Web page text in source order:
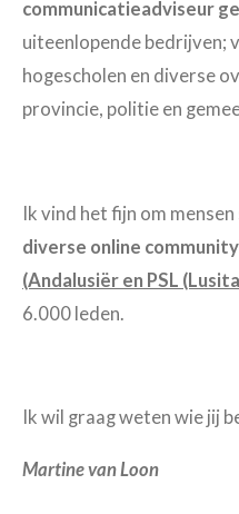
communicatieadviseur
uiteenlopende bedrijven;
hogescholen en diverse
provincie, politie en
Ik vind het fijn om
diverse online
(Andalusiër en PSL
6.000 leden.
Ik wil graag weten wie jij
Martine van Loon